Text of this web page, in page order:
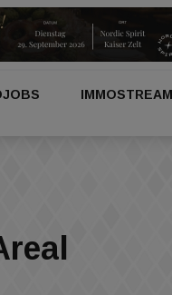
IMMOSTREAM